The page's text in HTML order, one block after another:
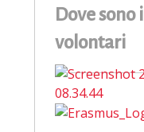
Dove sono
volontari